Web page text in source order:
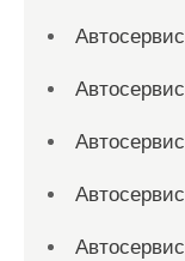
Автосервис
Автосервис
Автосервис
Автосервис
Автосервис